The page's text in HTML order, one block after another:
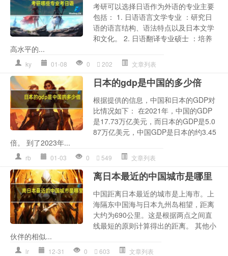
考研可以选择日语作为外语的专业主要
包括： 1. 日语语言文学专业 ：研究日
语的语言结构、语法特点以及日本文学
和文化。 2. 日语翻译专业硕士 ：培养
高水平的...
ky 01-08 0 202 文章列表
日本的gdp是中国的多少倍
根据提供的信息，中国和日本的GDP对
比情况如下： 在2021年，中国的GDP
是17.73万亿美元，而日本的GDP是5.0
87万亿美元，中国GDP是日本的约3.45
倍。 到了2023年...
rb 01-03 0 549 文章列表
离日本最近的中国城市是哪里
中国距离日本最近的城市是上海市。上
海隔东中国海与日本九州岛相望，距离
大约为690公里。这是根据两点之间直
线最短的原则计算得出的距离。 其他小
伙伴的相似...
lr 12-31 0 603 文章列表